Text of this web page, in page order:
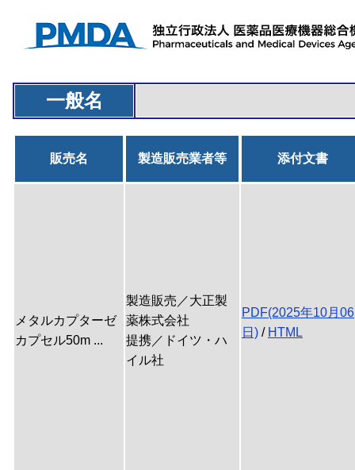
一般名
販売名 製造販売業者等 添付文書
メタルカプターゼ
カプセル50m ...
製造販売／大正製
薬株式会社
提携／ドイツ・ハ
イル社
PDF(2025年10月06
日) / HTML